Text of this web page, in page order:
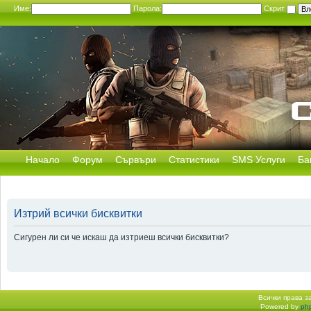
Име: Парола: Скрит
Начало Форум Сървъри Статистики SMS Услуги
Изтрий всички бисквитки
Сигурен ли си че искаш да изтриеш всички бисквитки?
Всички права
Powered by